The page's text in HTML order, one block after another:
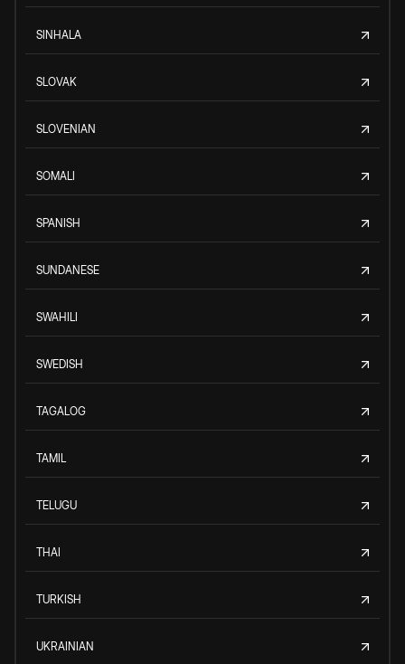
SINHALA
SLOVAK
SLOVENIAN
SOMALI
SPANISH
SUNDANESE
SWAHILI
SWEDISH
TAGALOG
TAMIL
TELUGU
THAI
TURKISH
UKRAINIAN